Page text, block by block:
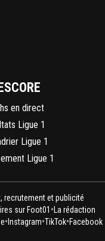
en direct
Ligue 1
Ligue 1
Ligue 1
recrutement et publicité
sur Foot01 • La rédaction
• Instagram•TikTok•Facebook